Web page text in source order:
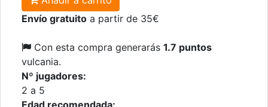
Envío gratuito a partir de 35€
Con esta compra generarás 1.7 puntos
vulcania.
Nº jugadores:
2 a 5
Edad recomendada: